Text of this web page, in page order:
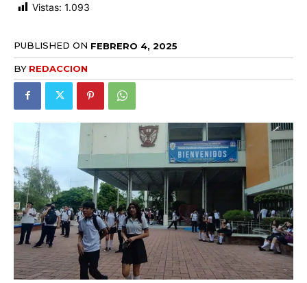
Vistas: 1.093
PUBLISHED ON FEBRERO 4, 2025
BY REDACCION